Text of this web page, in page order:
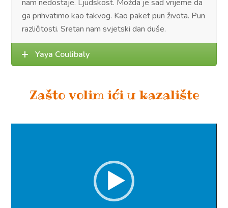
nam nedostaje. Ljudskost. Možda je sad vrijeme da
ga prihvatimo kao takvog. Kao paket pun života. Pun
različitosti. Sretan nam svjetski dan duše.
Yaya Coulibaly
Zašto volim ići u kazalište